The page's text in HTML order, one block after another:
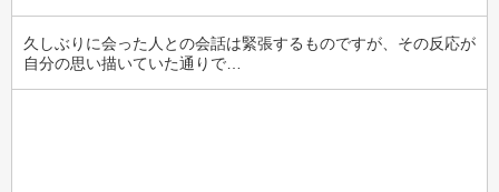
久しぶりに会った人との会話は緊張するものですが、その反応が
自分の思い描いていた通りで…